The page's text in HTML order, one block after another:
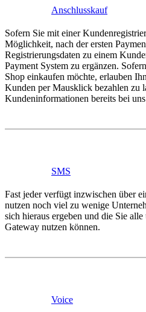
Anschlusskauf
Sofern Sie mit einer
Möglichkeit, nach der ersten
Registrierungsdaten zu einem
Payment System zu ergänzen.
Shop einkaufen möchte, erlauben
Kunden per Mausklick bezahlen zu
Kundeninformationen bereits bei
SMS
Fast jeder verfügt inzwischen über
nutzen noch viel zu wenige
sich hieraus ergeben und die Sie
Gateway nutzen können.
Voice